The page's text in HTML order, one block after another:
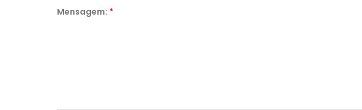
Mensagem: *